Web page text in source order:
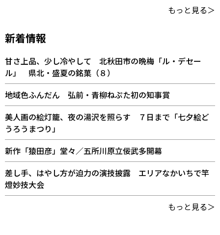
もっと見る＞
新着情報
甘さ上品、少し冷やして 北秋田市の晩梅「ル・デセー
ル」 県北・盛夏の銘菓（８）
地域色ふんだん 弘前・青柳ねぷた初の知事賞
美人画の絵灯籠、夜の湯沢を照らす ７日まで「七夕絵ど
うろうまつり」
新作「猿田彦」堂々／五所川原立佞武多開幕
差し手、はやし方が迫力の演技披露 エリアなかいちで竿
燈妙技大会
もっと見る＞